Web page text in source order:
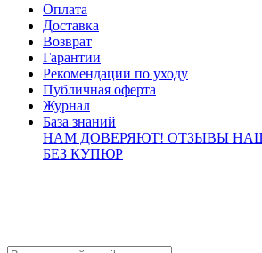
Оплата
Доставка
Возврат
Гарантии
Рекомендации по уходу
Публичная оферта
Журнал
База знаний
НАМ ДОВЕРЯЮТ! ОТЗЫВЫ
БЕЗ КУПЮР